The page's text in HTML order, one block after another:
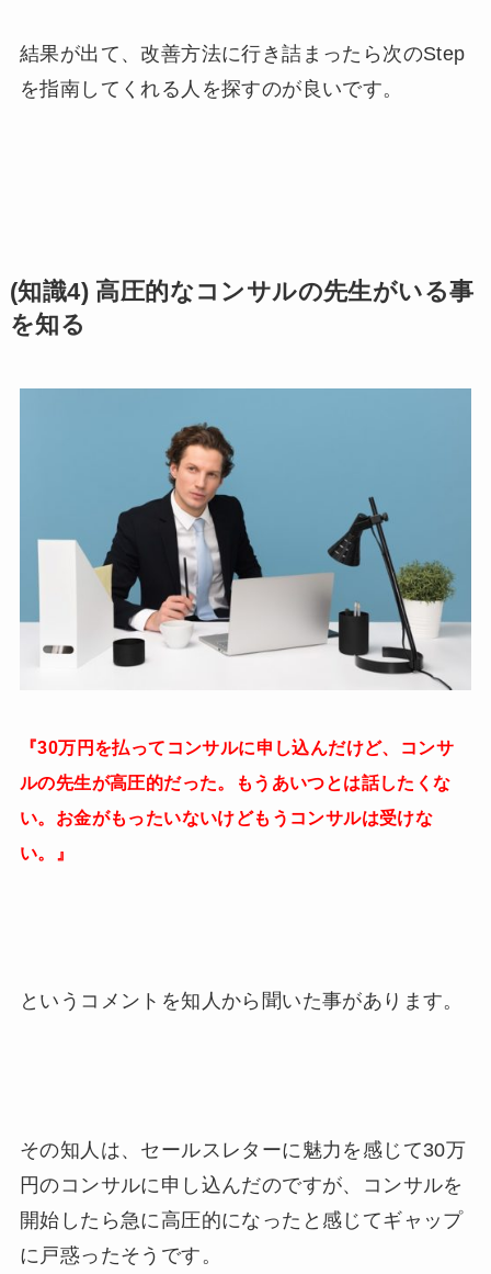
結果が出て、改善方法に行き詰まったら次のStep
を指南してくれる人を探すのが良いです。
(知識4) 高圧的なコンサルの先生がいる事
を知る
『30万円を払ってコンサルに申し込んだけど、コンサ
ルの先生が高圧的だった。もうあいつとは話したくな
い。お金がもったいないけどもうコンサルは受けな
い。』
というコメントを知人から聞いた事があります。
その知人は、セールスレターに魅力を感じて30万
円のコンサルに申し込んだのですが、コンサルを
開始したら急に高圧的になったと感じてギャップ
に戸惑ったそうです。